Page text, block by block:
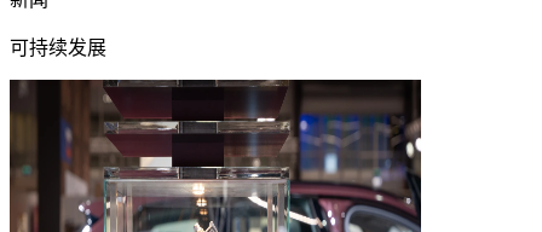
可持续发展